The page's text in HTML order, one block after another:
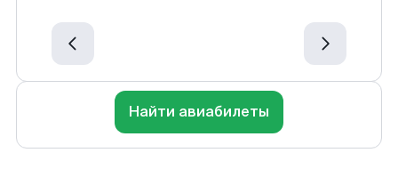
Найти авиабилеты